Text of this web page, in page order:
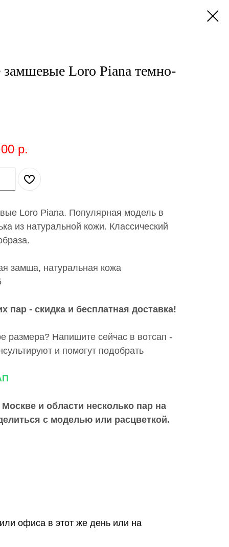
Loro Piana темно-
р.
Loro Piana. Популярная модель в
из натуральной кожи. Классический
замша, натуральная кожа
пар - скидка и бесплатная доставка!
размера? Напишите сейчас в вотсап -
и помогут подобрать
и области несколько пар на
с моделью или расцветкой.
офиса в этот же день или на